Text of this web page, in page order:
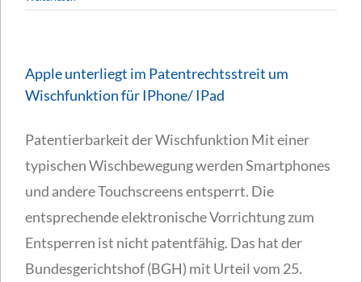
Apple unterliegt im Patentrechtsstreit um
Wischfunktion für IPhone/ IPad
Patentierbarkeit der Wischfunktion Mit einer
typischen Wischbewegung werden Smartphones
und andere Touchscreens entsperrt. Die
entsprechende elektronische Vorrichtung zum
Entsperren ist nicht patentfähig. Das hat der
Bundesgerichtshof (BGH) mit Urteil vom 25.